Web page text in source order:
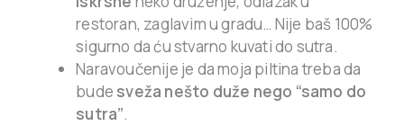
restoran, zaglavim u gradu… Nije baš 100%
sigurno da ću stvarno kuvati do sutra.
Naravoučenije je da moja piltina treba da
bude sveža nešto duže nego “samo do
sutra”.